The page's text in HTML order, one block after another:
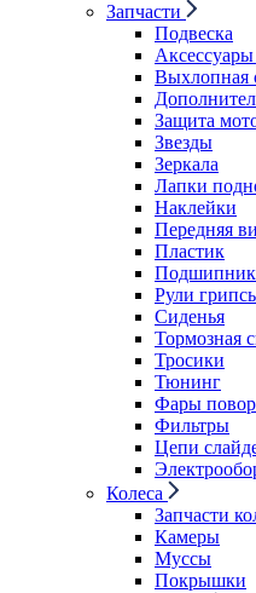
Запчасти
Подвеска
Выхлопная
Защита
Звезды
Зеркала
Лапки
Наклейки
Передняя
Пластик
Рули
Сиденья
Тормозная
Тросики
Тюнинг
Фары
Фильтры
Цепи
Колеса
Запчасти
Камеры
Муссы
Покрышки